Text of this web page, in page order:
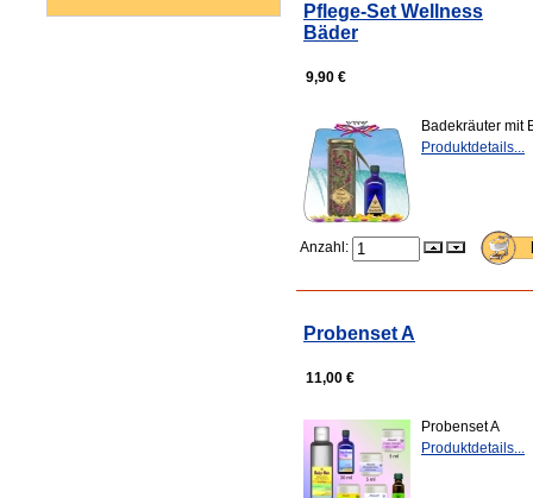
Pflege-Set Wellness
Bäder
9,90 €
Badekräuter mit
Produktdetails...
Anzahl:
Probenset A
11,00 €
Probenset A
Produktdetails...